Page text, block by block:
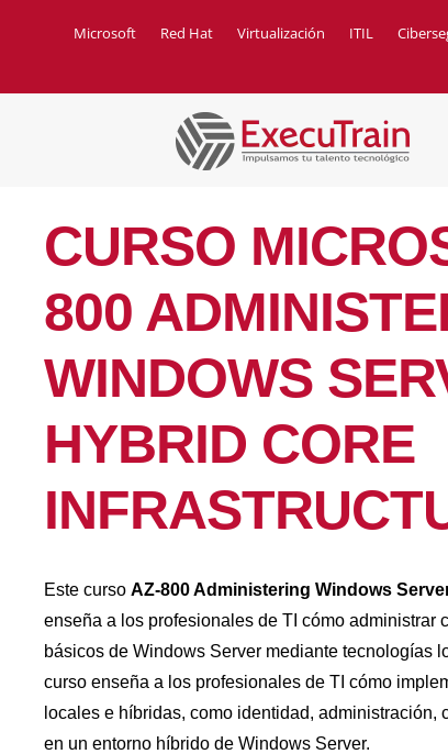
Microsoft Red Hat Virtualización ITIL
CURSO
800
WINDOWS
HYBRID CORE
Este cursoAZ-800 Administering Windows
enseña a los profesionales de TI cómo administrar
básicos de Windows Server mediante tecnologías
curso enseña a los profesionales de TI cómo
locales e híbridas, como identidad, administración,
en un entorno híbrido de Windows Server.